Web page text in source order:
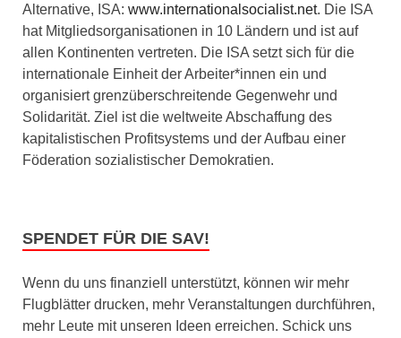
Alternative, ISA: www.internationalsocialist.net. Die ISA
hat Mitgliedsorganisationen in 10 Ländern und ist auf
allen Kontinenten vertreten. Die ISA setzt sich für die
internationale Einheit der Arbeiter*innen ein und
organisiert grenzüberschreitende Gegenwehr und
Solidarität. Ziel ist die weltweite Abschaffung des
kapitalistischen Profitsystems und der Aufbau einer
Föderation sozialistischer Demokratien.
SPENDET FÜR DIE SAV!
Wenn du uns finanziell unterstützt, können wir mehr
Flugblätter drucken, mehr Veranstaltungen durchführen,
mehr Leute mit unseren Ideen erreichen. Schick uns